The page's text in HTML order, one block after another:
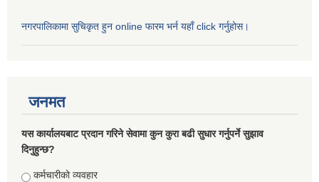
नगरपालिकामा सुचिकृत हुन online फारम भर्न यहाँ click गर्नुहोस।
जनमत
यस कार्यालयबाट प्रदान गरिने सेवामा कुन कुरा बढी सुधार गर्नुपर्ने सुझाव
दिनुहुन्छ?
Choices
कर्मचारीको व्यवहार